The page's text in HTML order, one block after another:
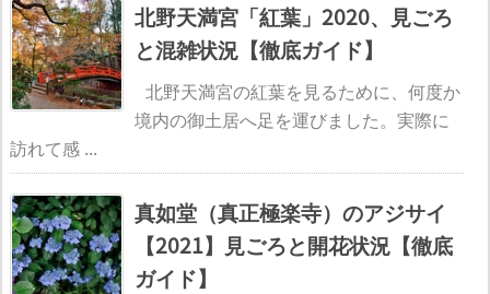
北野天満宮「紅葉」2020、見ごろ
と混雑状況【徹底ガイド】
北野天満宮の紅葉を見るために、何度か
境内の御土居へ足を運びました。実際に
訪れて感 ...
真如堂（真正極楽寺）のアジサイ
【2021】見ごろと開花状況【徹底
ガイド】